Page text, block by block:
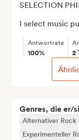
Genres, die er/
Alternativer Rock
Experimenteller
SELECTION
I select music
Antwortrate
100% 2